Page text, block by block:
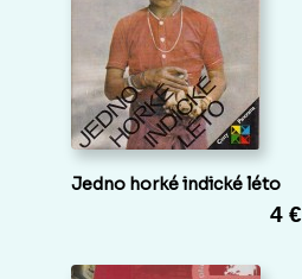
Jedno horké indické léto
4 €